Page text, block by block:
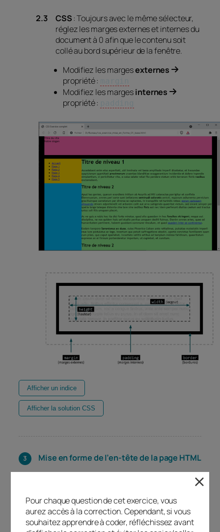
Pour chaque question de cet exercice, vous
aurez accès à la correction. Cependant, si vous
souhaitez apprendre à coder, réfléchissez avant
CSS: Toujours avec le même sélecteur,
réglez les marges externes et internes du
document à 0 afin que le contenu soit
collé au bord supérieur de la fenêtre.
Modifiez les margesexternes
propriété :
Modifiez les margesinternes
propriété :
Afficher un indice
Afficher la solution CSS
Mise en forme de l’en-tête de la page HTML
CSS: En utilisant le sélecteur de classe
.entete: